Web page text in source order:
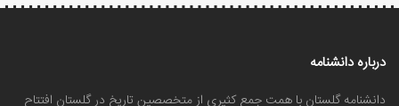
درباره دانشنامه
دانشنامه گلستان با همت جمع کثیری از متخصصین تاریخ در گلستان افتتاح